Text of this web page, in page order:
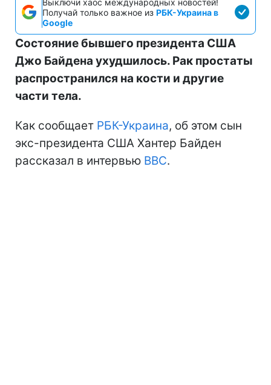
Получай только важное из РБК-Украина в
Google
Состояние бывшего президента США
Джо Байдена ухудшилось. Рак простаты
распространился на кости и другие
части тела.
Как сообщает РБК-Украина, об этом сын
экс-президента США Хантер Байден
рассказал в интервью BBC.